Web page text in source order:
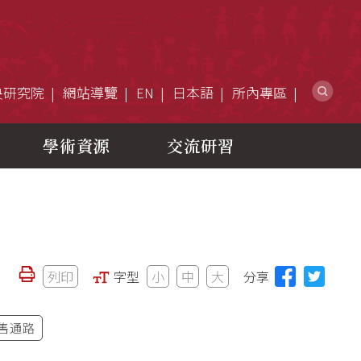
究院 網站導覽 EN 日本語 所內專區
學術資源 交流研習
列印 字型 小 中 大 分享
通路